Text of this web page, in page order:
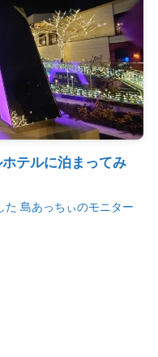
テルに泊まってみ
た 島あっちぃのモニター